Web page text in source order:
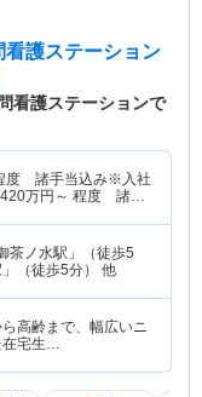
護ステーション
看護ステーションで
度 諸手当込み※入社
420万円～ 程度 諸手
茶ノ水駅」（徒歩5
（徒歩5分） 他
高齢まで、幅広いニ
在宅生…